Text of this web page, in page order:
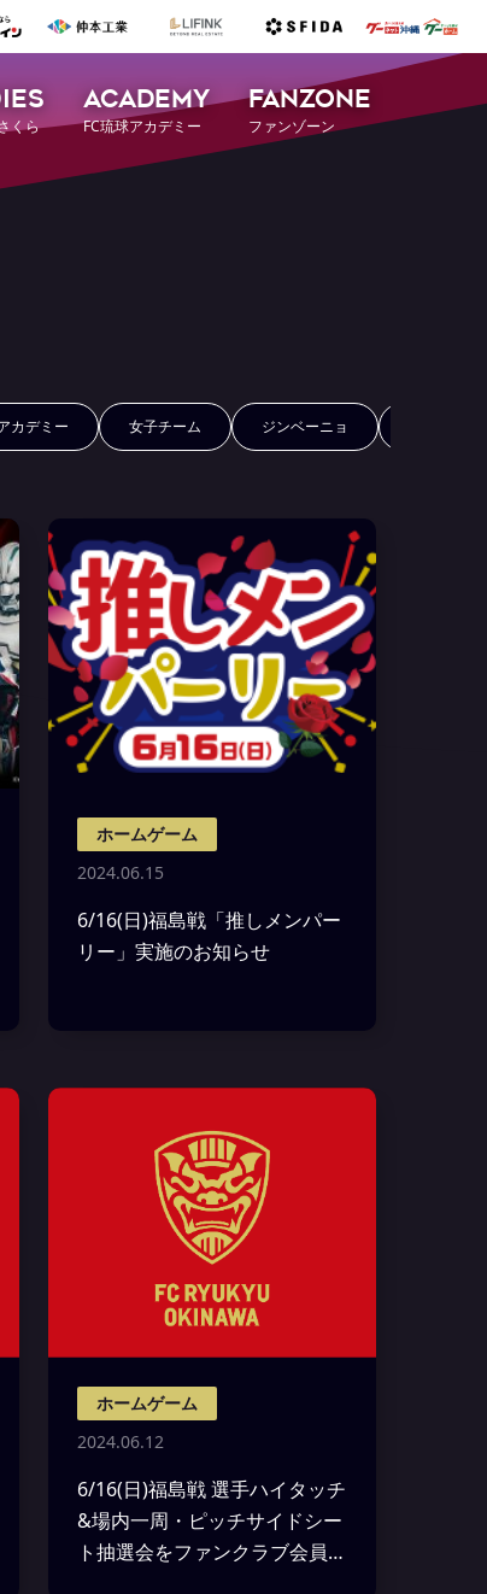
くら
ACADEMY
FC琉球アカデミー
FANZONE
ファンゾーン
カデミー 女子チーム ジンベーニョ
ホームゲーム
2024.06.15
6/16(日)福島戦「推しメンパー
リー」実施のお知らせ
ホームゲーム
2024.06.12
6/16(日)福島戦 選手ハイタッチ
&場内一周・ピッチサイドシー
ト抽選会をファンクラブ会員限